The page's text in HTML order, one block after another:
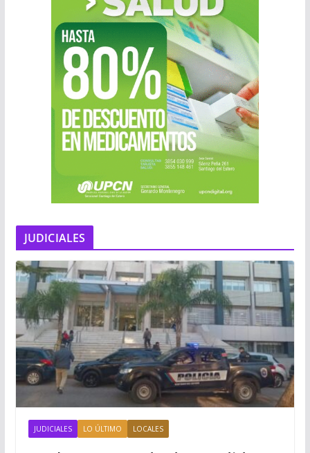
JUDICIALES
JUDICIALES LO ÚLTIMO LOCALES